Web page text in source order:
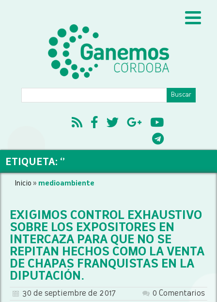
ETIQUETA: ‘’
Inicio » medioambiente
EXIGIMOS CONTROL EXHAUSTIVO
SOBRE LOS EXPOSITORES EN
INTERCAZA PARA QUE NO SE
REPITAN HECHOS COMO LA VENTA
DE CHAPAS FRANQUISTAS EN LA
DIPUTACIÓN.
30 de septiembre de 2017
0 Comentarios